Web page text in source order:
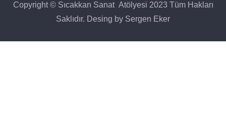
Copyright © Sıcakkan Sanat Atölyesi 2023 Tüm Hakları
Saklıdır. Desing by Sergen Eker